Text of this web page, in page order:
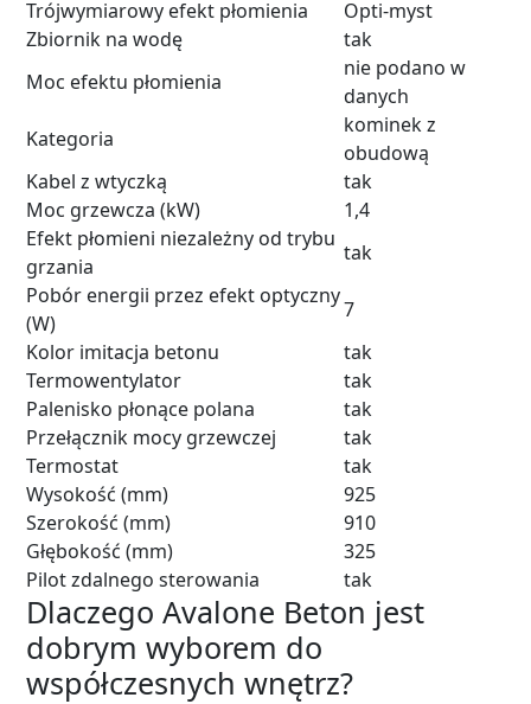
Trójwymiarowy efekt płomienia
Opti-myst
Zbiornik na wodę
tak
Moc efektu płomienia
nie podano w
danych
Kategoria
kominek z
obudową
Kabel z wtyczką
tak
Moc grzewcza (kW)
1,4
Efekt płomieni niezależny od trybu
grzania
tak
Pobór energii przez efekt optyczny
(W)
7
Kolor imitacja betonu
tak
Termowentylator
tak
Palenisko płonące polana
tak
Przełącznik mocy grzewczej
tak
Termostat
tak
Wysokość (mm)
925
Szerokość (mm)
910
Głębokość (mm)
325
Pilot zdalnego sterowania
tak
Dlaczego Avalone Beton jest
dobrym wyborem do
współczesnych wnętrz?